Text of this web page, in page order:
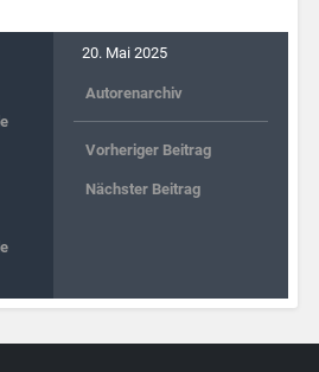
20. Mai 2025
Autorenarchiv
Vorheriger Beitrag
Nächster Beitrag